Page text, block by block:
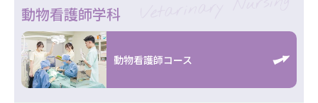
動物看護師学科
動物看護師コース